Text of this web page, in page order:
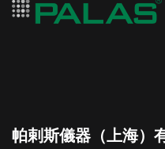
帕剌斯儀器（上海）